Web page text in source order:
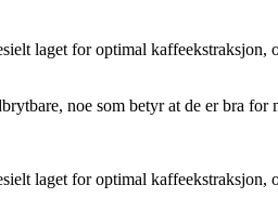
laget for optimal kaffeekstraksjon,
noe som betyr at de er bra for
laget for optimal kaffeekstraksjon,